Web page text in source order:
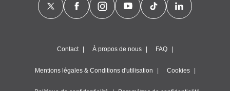
Contact À propos de nous FAQ
Mentions légales & Conditions d'utilisation Cookies